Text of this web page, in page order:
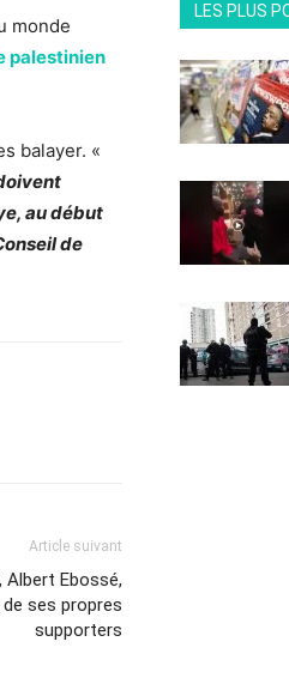
monde
palestinien
balayer. «
au début
de
Article suivant
Albert Ebossé,
ses propres
supporters
LES PLUS